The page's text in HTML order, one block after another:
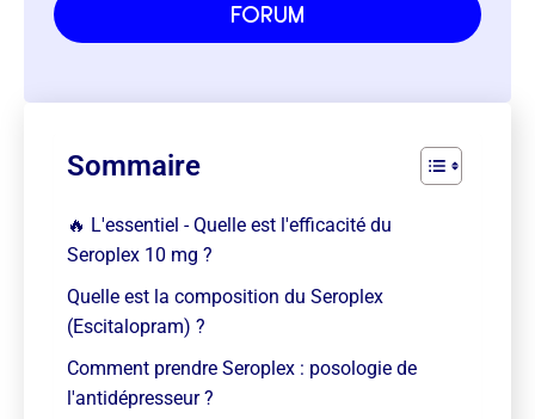
forum
Sommaire
🔥 L'essentiel - Quelle est l'efficacité du
Seroplex 10 mg ?
Quelle est la composition du Seroplex
(Escitalopram) ?
Comment prendre Seroplex : posologie de
l'antidépresseur ?